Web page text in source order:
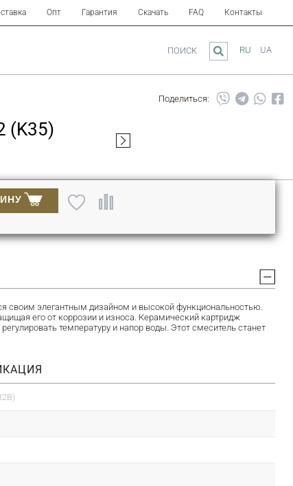
Опт Гарантия Скачать FAQ Контакты
RU UA
ПОИСК
Поделиться:
(K35)
своим элегантным дизайном и высокой функциональностью.
его от коррозии и износа. Керамический картридж
температуру и напор воды. Этот смеситель станет